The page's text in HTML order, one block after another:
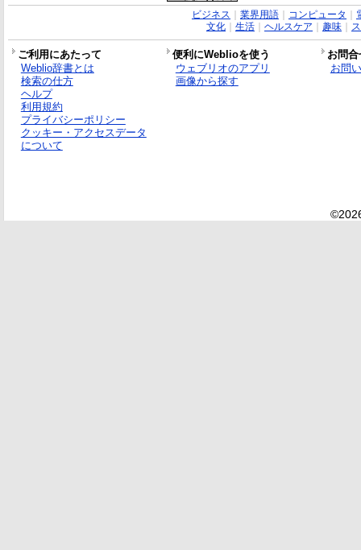
ビジネス 業界用語｜ コンピュータ
文化｜ 生活｜ ヘルスケア 趣味｜
ご利用にあたって 便利にWeblioを使う
お問
Weblio辞書とは
検索の仕方
ヘルプ
利用規約
プライバシーポリシー
クッキー・アクセスデータ
について
ウェブリオのアプリ
画像から探す
お問